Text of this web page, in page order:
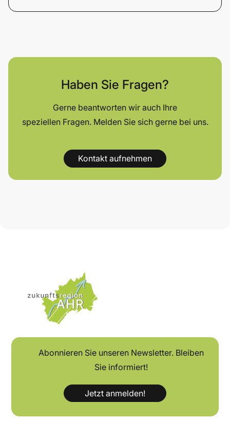
Haben Sie Fragen?
Gerne beantworten wir auch Ihre
speziellen Fragen. Melden Sie sich gerne bei uns.
Kontakt aufnehmen
Abonnieren Sie unseren Newsletter. Bleiben
Sie informiert!
Jetzt anmelden!